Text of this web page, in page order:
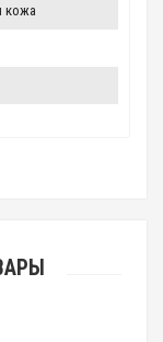
кожа